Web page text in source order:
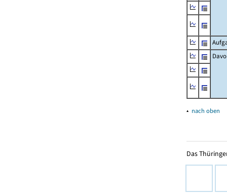
▴ nach oben
Das